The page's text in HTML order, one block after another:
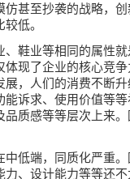
仿甚至抄袭的战略，
低。
、鞋业等相同的属性
体现了企业的核心竞
展，人们的消费不断
能诉求、使用价值等
品质感等等层次上来
中低端，同质化严重
力、设计能力等等还